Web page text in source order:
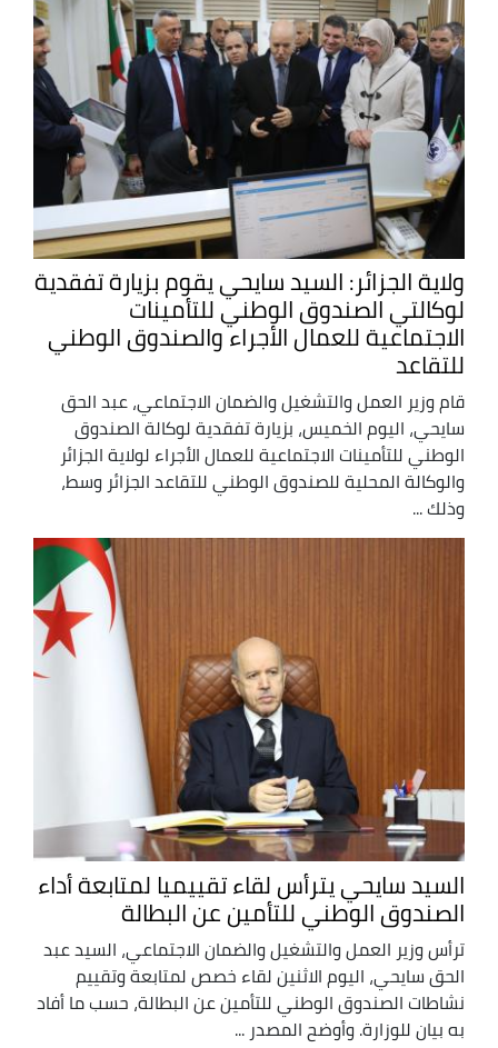
ولاية الجزائر: السيد سايحي يقوم بزيارة تفقدية
لوكالتي الصندوق الوطني للتأمينات
الاجتماعية للعمال الأجراء والصندوق الوطني
للتقاعد
قام وزير العمل والتشغيل والضمان الاجتماعي، عبد الحق
سايحي، اليوم الخميس، بزيارة تفقدية لوكالة الصندوق
الوطني للتأمينات الاجتماعية للعمال الأجراء لولاية الجزائر
والوكالة المحلية للصندوق الوطني للتقاعد الجزائر وسط،
وذلك ...
السيد سايحي يترأس لقاء تقييميا لمتابعة أداء
الصندوق الوطني للتأمين عن البطالة
ترأس وزير العمل والتشغيل والضمان الاجتماعي، السيد عبد
الحق سايحي، اليوم الاثنين لقاء خصص لمتابعة وتقييم
نشاطات الصندوق الوطني للتأمين عن البطالة، حسب ما أفاد
به بيان للوزارة. وأوضح المصدر ...